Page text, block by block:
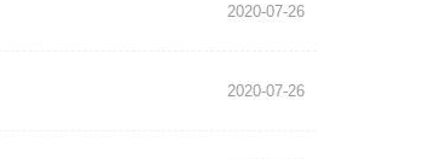
2020-07-26
2020-07-26